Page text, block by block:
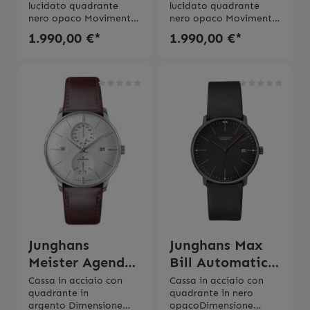
lucidato quadrante
nero opaco Movimento
J88.01,Riserva di carica
chronoscope)Impermea
bilitá fino a 5
bar Cinturino in pelle,
fibbia in ardiglione 2
anni di
garanzia Scatola e
istruzioni d'uso
originale
1.990,00 €*
lucidato quadrante
nero opaco Movimento
J88.01,Riserva di carica
chronoscope)Impermea
bilitá fino a 5
bar Cinturino in pelle,
fibbia in ardiglione 2
anni di
garanzia Scatola e
istruzioni d'uso
originale
1.990,00 €*
Junghans
Meister Agenda
Saphir
Cassa in acciaio con
quadrante in
argento Dimensione
Junghans Max
Bill Automatic
Bauhaus
Cassa in acciaio con
quadrante in nero
opacoDimensione